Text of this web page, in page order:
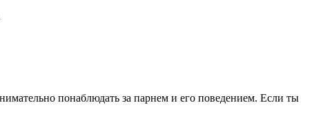
понаблюдать за парнем и его поведением. Если ты